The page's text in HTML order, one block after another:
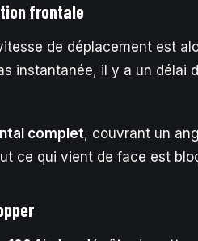
frontale
de déplacement est
instantanée, il y a un délai
complet, couvrant un
ce qui vient de face est